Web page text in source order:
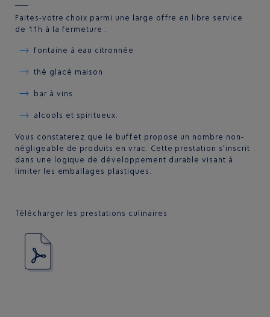
Faites-votre choix parmi une large offre en libre service
de 11h à la fermeture :
fontaine à eau citronnée
thé glacé maison
bar à vins
alcools et spiritueux.
Vous constaterez que le buffet propose un nombre non-
négligeable de produits en vrac. Cette prestation s’inscrit
dans une logique de développement durable visant à
limiter les emballages plastiques.
Télécharger les prestations culinaires